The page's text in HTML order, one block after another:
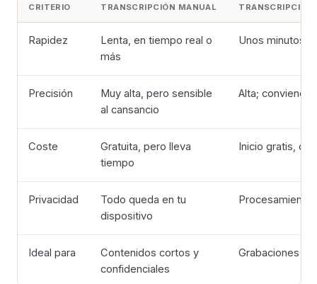
CRITERIO TRANSCRIPCIÓN MANUAL
Rapidez
Lenta, en tiempo real o
más
Unos minutos,
Precisión
Muy alta, pero sensible
al cansancio
Alta; conviene
Coste
Gratuita, pero lleva
tiempo
Inicio gratis,
Privacidad
Todo queda en tu
dispositivo
Procesamiento
Ideal para
Contenidos cortos y
confidenciales
Grabaciones